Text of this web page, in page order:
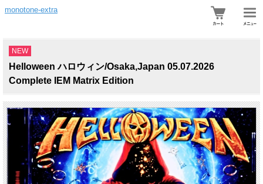
monotone-extra
NEW
Helloween ハロウィン/Osaka,Japan 05.07.2026
Complete IEM Matrix Edition